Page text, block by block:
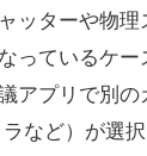
ッターや物
っているケー
アプリで別
ラなど）が選